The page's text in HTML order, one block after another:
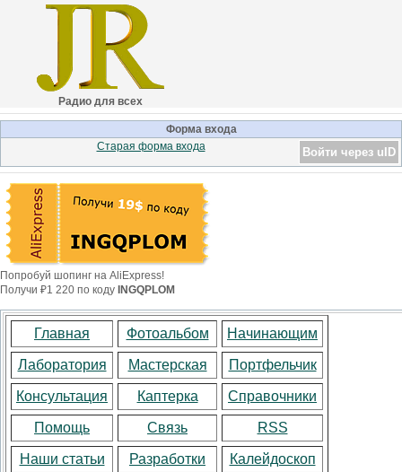
Радио для всех
Форма входа
Войти через uID
Старая форма входа
Попробуй шопинг на AliExpress!
Получи ₽1 220 по коду INGQPLOM
Главная Фотоальбом Начинающим
Лаборатория Мастерская Портфельчик
Консультация Каптерка Справочники
Помощь Связь RSS
Наши статьи Разработки Калейдоскоп